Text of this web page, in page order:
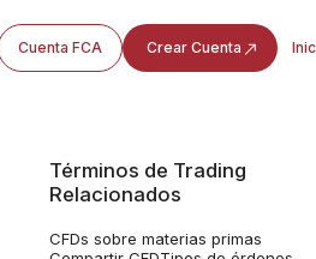
Cuenta FCA Crear Cuenta
Términos de Trading
Relacionados
CFDs sobre materias primas